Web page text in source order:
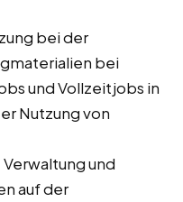
bei der
bei
und Vollzeitjobs in
Nutzung von
Verwaltung und
auf der